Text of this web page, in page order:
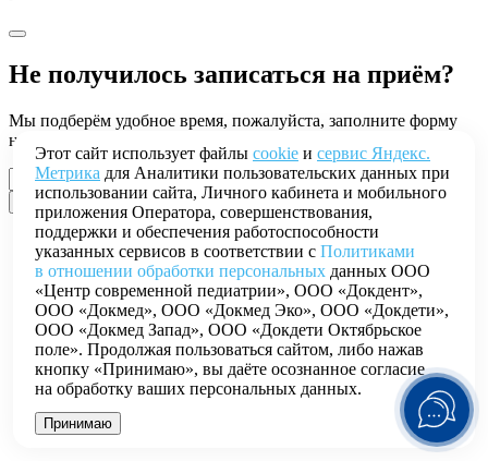
Не получилось записаться на приём?
Мы подберём удобное время, пожалуйста, заполните форму
ниже
Этот сайт использует файлы cookie и сервис Яндекс.
Метрика для Аналитики пользовательских данных при
использовании сайта, Личного кабинета и мобильного
приложения Оператора, совершенствования,
поддержки и обеспечения работоспособности
указанных сервисов в соответствии с Политиками
в отношении обработки персональных данных ООО
«Центр современной педиатрии», ООО «Докдент»,
ООО «Докмед», ООО «Докмед Эко», ООО «Докдети»,
ООО «Докмед Запад», ООО «Докдети Октябрьское
поле». Продолжая пользоваться сайтом, либо нажав
кнопку «Принимаю», вы даёте осознанное согласие
на обработку ваших персональных данных.
Принимаю